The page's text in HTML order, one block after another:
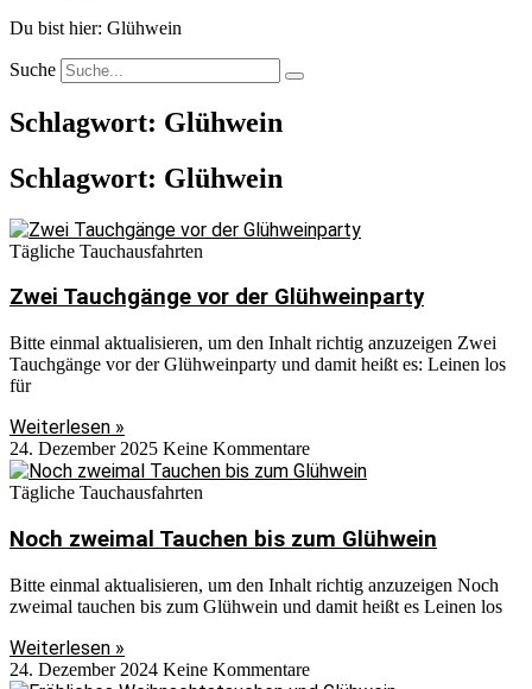
Du bist hier: Glühwein
Suche
Schlagwort: Glühwein
Schlagwort: Glühwein
Tägliche Tauchausfahrten
Zwei Tauchgänge vor der Glühweinparty
Bitte einmal aktualisieren, um den Inhalt richtig anzuzeigen Zwei
Tauchgänge vor der Glühweinparty und damit heißt es: Leinen los
für
Weiterlesen »
24. Dezember 2025 Keine Kommentare
Tägliche Tauchausfahrten
Noch zweimal Tauchen bis zum Glühwein
Bitte einmal aktualisieren, um den Inhalt richtig anzuzeigen Noch
zweimal tauchen bis zum Glühwein und damit heißt es Leinen los
Weiterlesen »
24. Dezember 2024 Keine Kommentare